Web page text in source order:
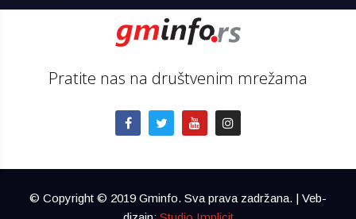
Pratite nas na društvenim mrežama
© Copyright © 2019 Gminfo. Sva prava zadržana. | Veb-